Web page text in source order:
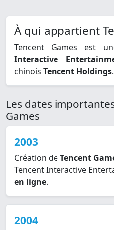
À qui appartient
Tencent Games est
Interactive
chinois Tencent Holdings.
Les dates
Games
2003
Création deTencent
Tencent Interactive
en ligne.
2004